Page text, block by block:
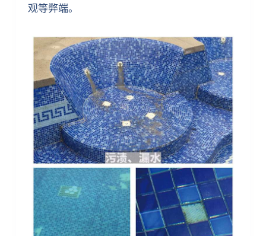
观等弊端。